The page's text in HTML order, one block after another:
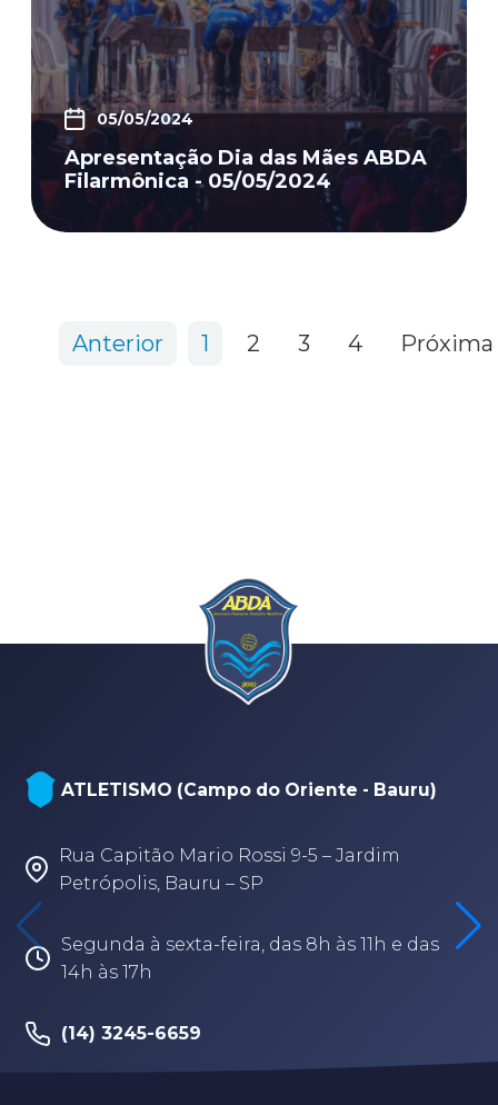
05/05/2024
Apresentação Dia das Mães ABDA
Filarmônica - 05/05/2024
Anterior 1 2 3 4 Próxima
NATAÇÃO, PARANATAÇÃO E POLO
AQUÁTICO (Arena - sede Bauru)
Rua Fabio Geraldo, 2-12 – Jardim Terra
Branca – Bauru/SP
Segunda à sexta-feira, das 8h às 17h30